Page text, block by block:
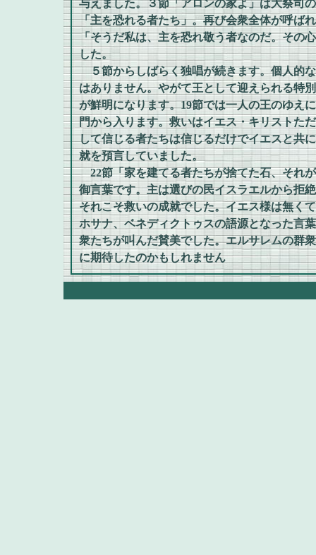
与えました。３節「アロンの家よ」は大祭司
「主を恐れる者たち」。再び会衆全体が呼ば
「そうだ私は、主を恐れ敬う者なのだ。その
した。
５節からしばらく独唱が続きます。個人的
はありません。やがて王として迎えられる特
が鮮明になります。19節では一人の王のゆえ
門から入ります。救いはイエス・キリストた
して信じる者たちは信じるだけでイエスと共
就を預言していました。
22節「家を建てる者たちが捨てた石、それ
御言葉です。主は選びの民イスラエルから拒
それこそ救いの成就でした。イエス様は無く
ホサナ、ベネディクトゥスの語源となった言
衆たちが叫んだ賛美でした。エルサレムの群
に期待したのかもしれません